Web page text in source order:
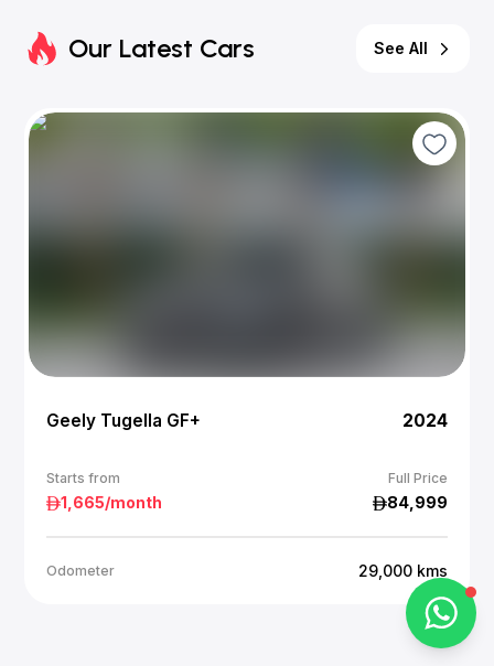
Our Latest Cars See All
Geely Tugella GF+ 2024
Starts from Full Price
1,665/month 84,999
Odometer 29,000 kms
Hi there 👋
Chat on WhatsApp